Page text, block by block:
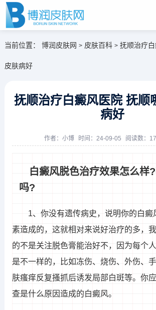
当前位置： 博润皮肤网 > 皮肤百科 > 抚顺治疗
皮肤病好
抚顺治疗白癜风医院 抚顺
病好
作者： 小博 时间：24-09-05 阅读数：
白癜风脱色治疗效果怎么样
吗?
1、你没有遗传病史，说明你的白癜
素造成的，这就相对来说好治疗的多，
的不是关注脱色膏能治好不，因为每个
是不一样的，比如冻伤、烧伤、外伤、
肤瘙痒反复搔抓后诱发局部白斑等。你
查是什么原因造成的白癜风。